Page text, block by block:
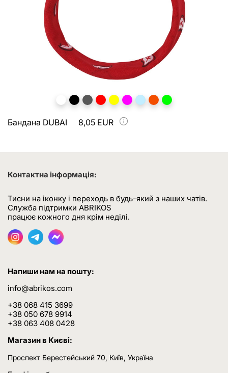
Бандана DUBAI 8,05 EUR
Контактна інформація:
Тисни на іконку і переходь в будь-який з наших чатів.
Служба підтримки ABRIKOS
працює кожного дня крім неділі.
Напиши нам на пошту:
info@abrikos.com
+38 068 415 3699
+38 050 678 9914
+38 063 408 0428
Магазин в Києві:
Проспект Берестейський 70, Київ, Україна